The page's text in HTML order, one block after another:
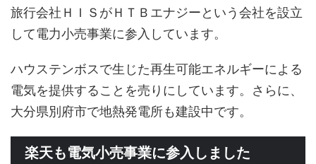
旅行会社ＨＩＳがＨＴＢエナジーという会社を設立
して電力小売事業に参入しています。
ハウステンボスで生じた再生可能エネルギーによる
電気を提供することを売りにしています。さらに、
大分県別府市で地熱発電所も建設中です。
楽天も電気小売事業に参入しました